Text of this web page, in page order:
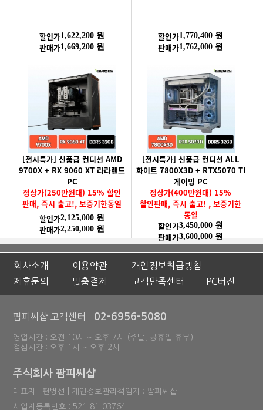
할인가1,622,200 원
판매가1,669,200 원
할인가1,770,400 원
판매가1,762,000 원
[전시특가] 신품급 컨디션 AMD
9700X + RX 9060 XT 라라랜드
PC
정상가(250만원대) 15% 할인
판매, 즉시 출고!, 보증기한동일
할인가2,125,000 원
판매가2,250,000 원
[전시특가] 신품급 컨디션 ALL
화이트 7800X3D + RTX5070 TI
게이밍 PC
정상가(400만원대) 15%
할인판매, 즉시 출고! , 보증기한
동일
할인가3,450,000 원
판매가3,600,000 원
회사소개 이용약관
개인정보취급방침
제휴문의
맞춤결제 고객만족센터 PC버전
팜피씨샵 고객센터 02-6956-5080
영업시간 : 오전 10시 ~ 오후 7시 (주말, 공휴일 휴무)
점심시간 : 오후 1시 ~ 오후 2시
주식회사 팜피씨샵
대표자 : 편병선 | 개인정보관리책임자 : 팜피씨샵
사업자등록번호 : 521-81-03764